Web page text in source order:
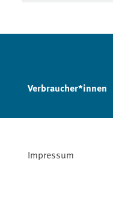
Verbraucher*innen
Impressum